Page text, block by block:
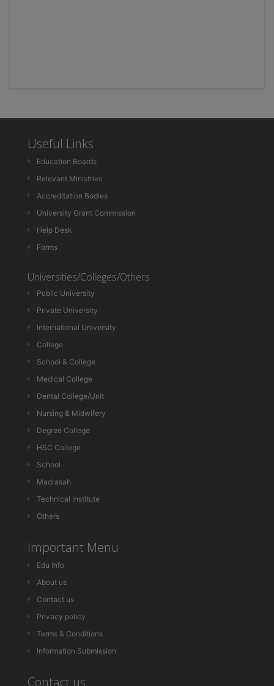
Useful Links
Education Boards
Relevant Ministries
Accreditation Bodies
University Grant Commission
Help Desk
Forms
Universities/Colleges/Others
Public University
Private University
International University
College
School & College
Medical College
Dental College/Unit
Nursing & Midwifery
Degree College
HSC College
School
Madrasah
Technical Institute
Others
Important Menu
Edu Info
About us
Contact us
Privacy policy
Terms & Conditions
Information Submission
Contact us